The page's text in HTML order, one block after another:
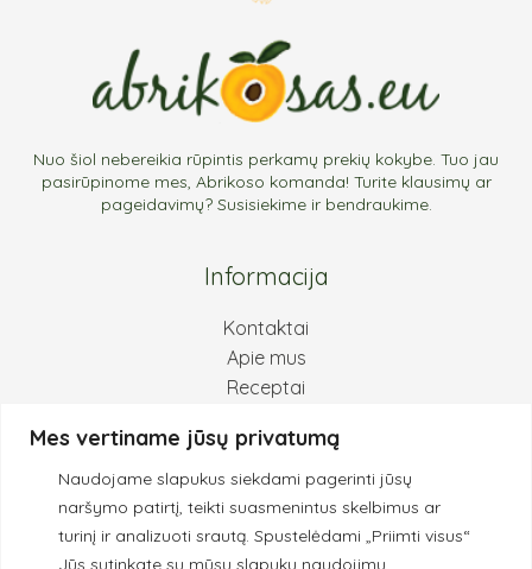
Mes vertiname jūsų privatumą
Naudojame slapukus siekdami pagerinti jūsų
naršymo patirtį, teikti suasmenintus skelbimus ar
turinį ir analizuoti srautą. Spustelėdami „Priimti visus“
Jūs sutinkate su mūsų slapukų naudojimu.
Nuo šiol nebereikia rūpintis perkamų prekių kokybe. Tuo jau
pasirūpinome mes, Abrikoso komanda! Turite klausimų ar
pageidavimų? Susisiekime ir bendraukime.
Informacija
Kontaktai
Apie mus
Receptai
Kokybės principai